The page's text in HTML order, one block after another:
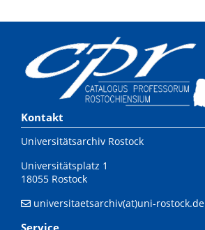
Kontakt
Universitätsarchiv Rostock
Universitätsplatz 1
18055 Rostock
universitaetsarchiv(at)uni-rostock.de